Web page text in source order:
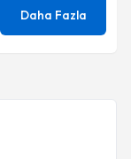
Daha Fazla